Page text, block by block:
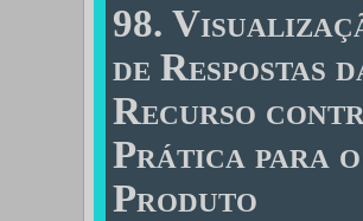
98.
de Respostas
Recurso
Prática para
Produto